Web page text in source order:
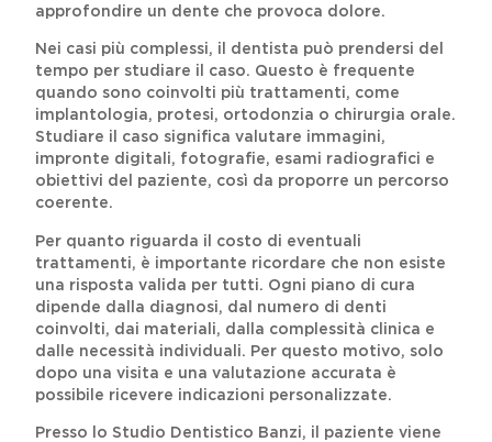
approfondire un dente che provoca dolore.
Nei casi più complessi, il dentista può prendersi del
tempo per studiare il caso. Questo è frequente
quando sono coinvolti più trattamenti, come
implantologia, protesi, ortodonzia o chirurgia orale.
Studiare il caso significa valutare immagini,
impronte digitali, fotografie, esami radiografici e
obiettivi del paziente, così da proporre un percorso
coerente.
Per quanto riguarda il costo di eventuali
trattamenti, è importante ricordare che non esiste
una risposta valida per tutti. Ogni piano di cura
dipende dalla diagnosi, dal numero di denti
coinvolti, dai materiali, dalla complessità clinica e
dalle necessità individuali. Per questo motivo, solo
dopo una visita e una valutazione accurata è
possibile ricevere indicazioni personalizzate.
Presso lo Studio Dentistico Banzi, il paziente viene